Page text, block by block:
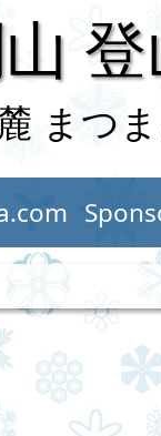
まつ